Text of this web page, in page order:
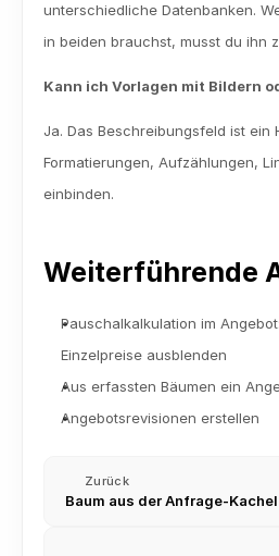
unterschiedliche Datenbanken.
in beiden brauchst, musst du ihn
Kann ich Vorlagen mit Bildern
Ja. Das Beschreibungsfeld ist ein
Formatierungen, Aufzählungen,
einbinden.
Weiterführende
Pauschalkalkulation im
Einzelpreise ausblenden
Aus erfassten Bäumen ein
Angebotsrevisionen erstellen
Zurück
Baum aus der Anfrage-